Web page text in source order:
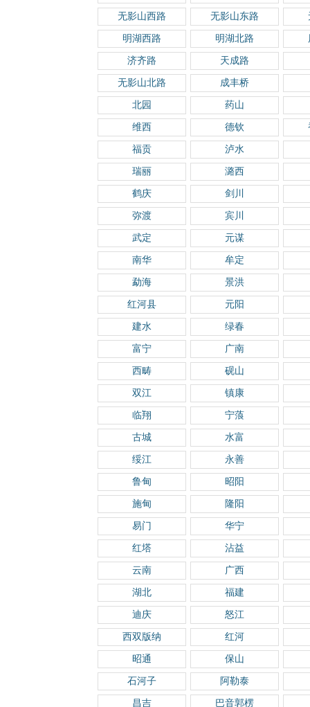
无影山西路 无影山东路
明湖西路 明湖北路
济齐路 天成路
无影山北路 成丰桥
北园 药山
维西 德钦
福贡 泸水
瑞丽 潞西
鹤庆 剑川
弥渡 宾川
武定 元谋
南华 牟定
勐海 景洪
红河县 元阳
建水 绿春
富宁 广南
西畴 砚山
双江 镇康
临翔 宁蒗
古城 水富
绥江 永善
鲁甸 昭阳
施甸 隆阳
易门 华宁
红塔 沾益
云南 广西
湖北 福建
迪庆 怒江
西双版纳 红河
昭通 保山
石河子 阿勒泰
昌吉 巴音郭楞